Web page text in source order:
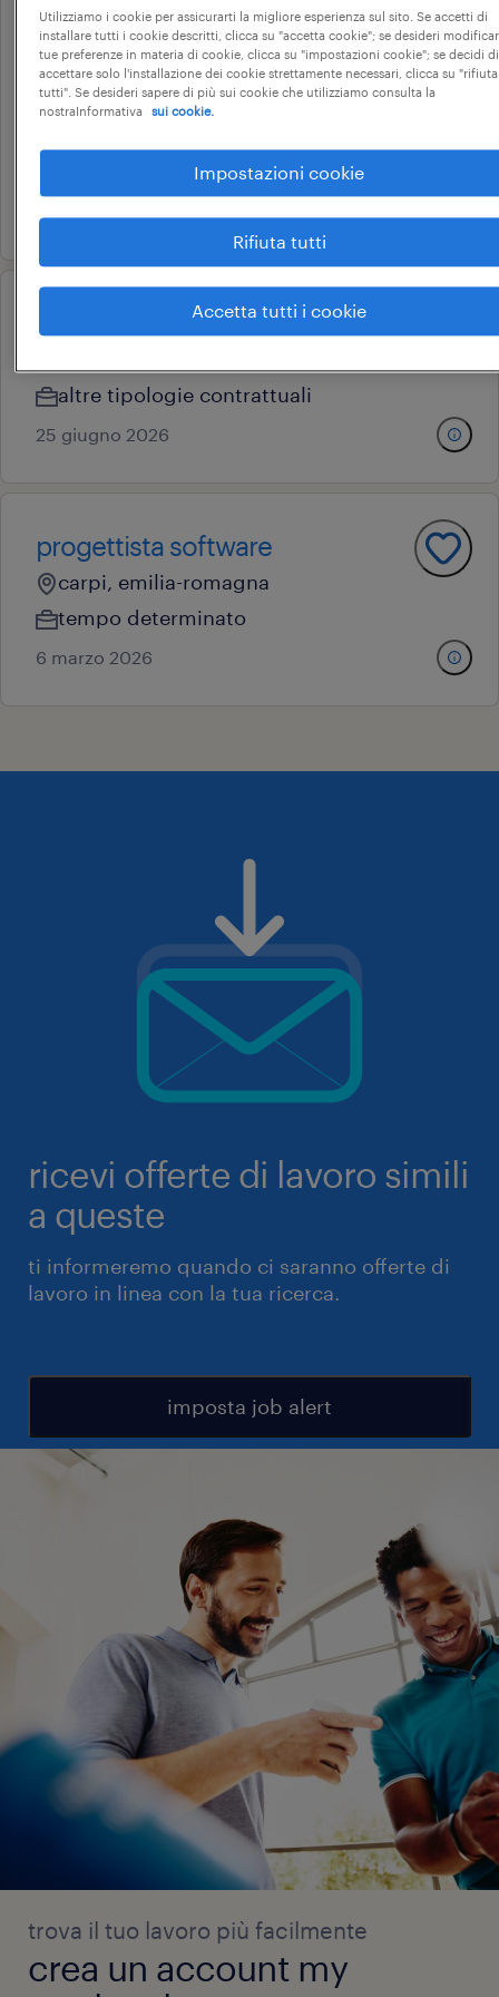
assistenza/software (f/m/nb) -
siracusa (sr)
siracusa, sicilia
18.000 € - 22.000 € annuale
junior software developer
altre tipologie contrattuali
25 giugno 2026
progettista software
carpi, emilia-romagna
tempo determinato
6 marzo 2026
ricevi offerte di lavoro simili
a queste
ti informeremo quando ci saranno offerte di
lavoro in linea con la tua ricerca.
imposta job alert
trova il tuo lavoro più facilmente
crea un account my
Utilizziamo i cookie per assicurarti la migliore esperienza sul sito. Se accetti di
installare tutti i cookie descritti, clicca su "accetta cookie"; se desideri
tue preferenze in materia di cookie, clicca su "impostazioni cookie"; se decidi di
accettare solo l'installazione dei cookie strettamente necessari, clicca su "rifiuta
tutti". Se desideri sapere di più sui cookie che utilizziamo consulta la
nostraInformativa
sui cookie.
Impostazioni cookie
Rifiuta tutti
Accetta tutti i cookie